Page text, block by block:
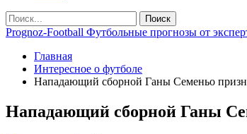
Prognoz-Football Футбольные прогнозы от
Главная
Интересное о футболе
Нападающий сборной Ганы Семеньо
Нападающий сборной Ганы